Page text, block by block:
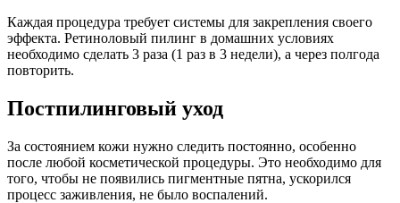
Каждая процедура требует системы для закрепления своего
эффекта. Ретиноловый пилинг в домашних условиях
необходимо сделать 3 раза (1 раз в 3 недели), а через полгода
повторить.
Постпилинговый уход
За состоянием кожи нужно следить постоянно, особенно
после любой косметической процедуры. Это необходимо для
того, чтобы не появились пигментные пятна, ускорился
процесс заживления, не было воспалений.